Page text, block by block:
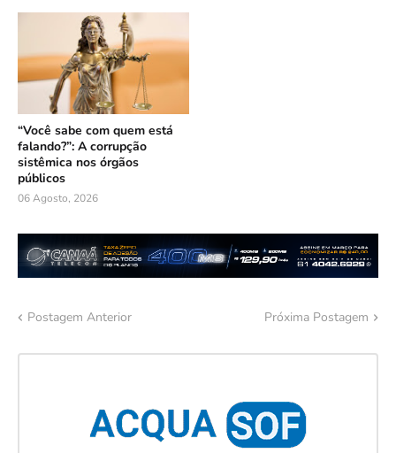
“Você sabe com quem está
falando?”: A corrupção
sistêmica nos órgãos
públicos
06 Agosto, 2026
Postagem Anterior Próxima Postagem